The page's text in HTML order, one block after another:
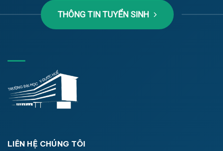
THÔNG TIN TUYỂN SINH
LIÊN HỆ CHÚNG TÔI